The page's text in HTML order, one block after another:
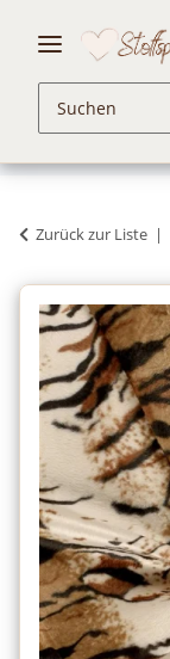
Zurück zur Liste